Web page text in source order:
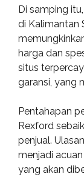
Di samping
di Kalimantan
harga dan
situs
garansi, yang
Pentahapan
Rexford
penjual.
menjadi
yang akan